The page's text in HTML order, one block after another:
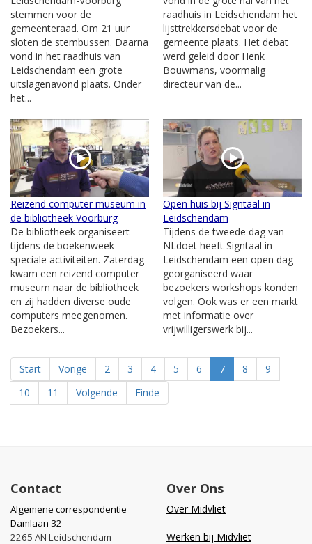
stemmen voor de
gemeenteraad. Om 21 uur
sloten de stembussen. Daarna
vond in het raadhuis van
Leidschendam een grote
uitslagenavond plaats. Onder
het...
raadhuis in Leidschendam het
lijsttrekkersdebat voor de
gemeente plaats. Het debat
werd geleid door Henk
Bouwmans, voormalig
directeur van de...
Reizend computer museum in
de bibliotheek Voorburg
De bibliotheek organiseert
tijdens de boekenweek
speciale activiteiten. Zaterdag
kwam een reizend computer
museum naar de bibliotheek
en zij hadden diverse oude
computers meegenomen.
Bezoekers...
Open huis bij Signtaal in
Leidschendam
Tijdens de tweede dag van
NLdoet heeft Signtaal in
Leidschendam een open dag
georganiseerd waar
bezoekers workshops konden
volgen. Ook was er een markt
met informatie over
vrijwilligerswerk bij...
Start Vorige 2 3 4 5 6 7 8
9
10
11 Volgende Einde
Contact
Algemene correspondentie
Damlaan 32
2265 AN Leidschendam
Over Ons
Over Midvliet
Werken bij Midvliet